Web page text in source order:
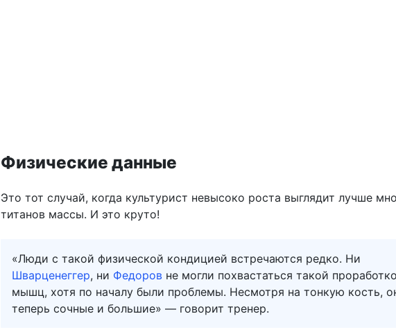
Физические данные
Это тот случай, когда культурист невысоко роста выглядит лучше
титанов массы. И это круто!
«Люди с такой физической кондицией встречаются редко. Ни
Шварценеггер, ни Федоров не могли похвастаться такой
мышц, хотя по началу были проблемы. Несмотря на тонкую кость,
теперь сочные и большие» — говорит тренер.